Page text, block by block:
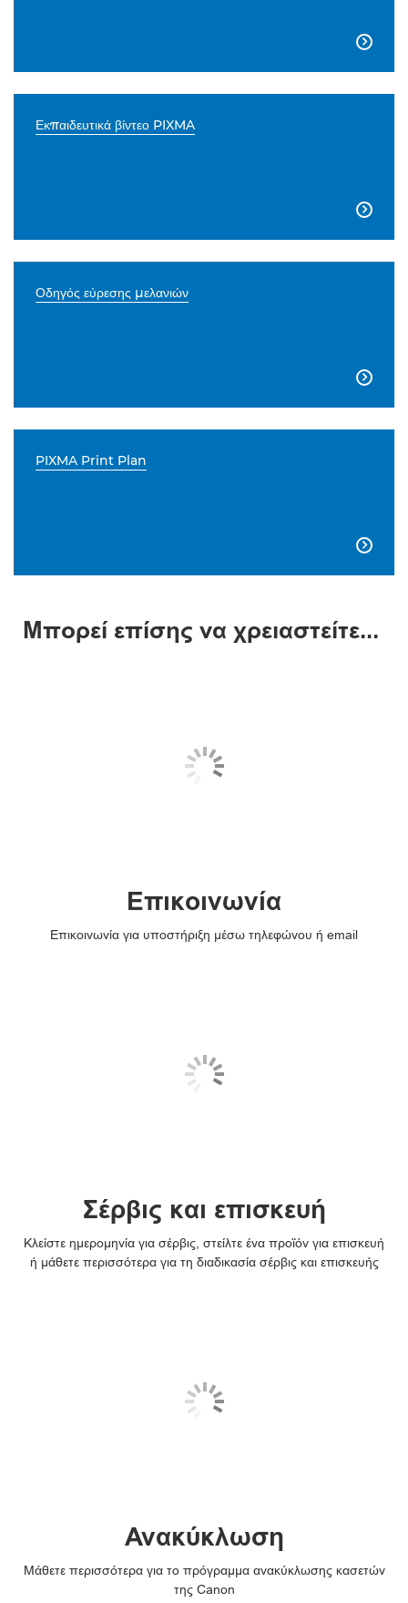

Εκπαιδευτικά βίντεο PIXMA

Οδηγός εύρεσης μελανιών

PIXMA Print Plan

Μπορεί επίσης να χρειαστείτε...
Επικοινωνία
Επικοινωνία για υποστήριξη μέσω τηλεφώνου ή email
Σέρβις και επισκευή
Κλείστε ημερομηνία για σέρβις, στείλτε ένα προϊόν για επισκευή
ή μάθετε περισσότερα για τη διαδικασία σέρβις και επισκευής
Ανακύκλωση
Μάθετε περισσότερα για το πρόγραμμα ανακύκλωσης κασετών
της Canon